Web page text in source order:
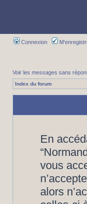
Connexion
Voir les messages sans
Index du forum
En
vous
alors